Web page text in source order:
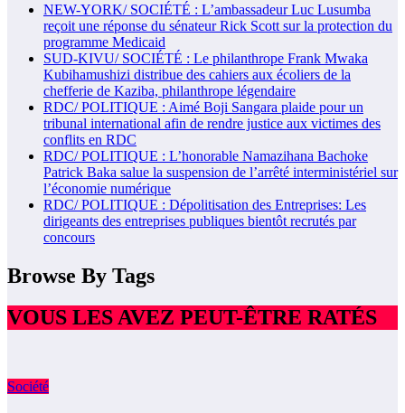
NEW-YORK/ SOCIÉTÉ : L’ambassadeur Luc Lusumba
reçoit une réponse du sénateur Rick Scott sur la protection du
programme Medicaid
SUD-KIVU/ SOCIÉTÉ : Le philanthrope Frank Mwaka
Kubihamushizi distribue des cahiers aux écoliers de la
chefferie de Kaziba, philanthrope légendaire
RDC/ POLITIQUE : Aimé Boji Sangara plaide pour un
tribunal international afin de rendre justice aux victimes des
conflits en RDC
RDC/ POLITIQUE : L’honorable Namazihana Bachoke
Patrick Baka salue la suspension de l’arrêté interministériel sur
l’économie numérique
RDC/ POLITIQUE : Dépolitisation des Entreprises: Les
dirigeants des entreprises publiques bientôt recrutés par
concours
Browse By Tags
VOUS LES AVEZ PEUT-ÊTRE RATÉS
Société